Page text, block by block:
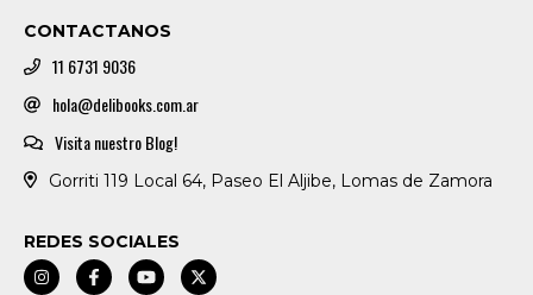
CONTACTANOS
11 6731 9036
hola@delibooks.com.ar
Visita nuestro Blog!
Gorriti 119 Local 64, Paseo El Aljibe, Lomas de Zamora
REDES SOCIALES